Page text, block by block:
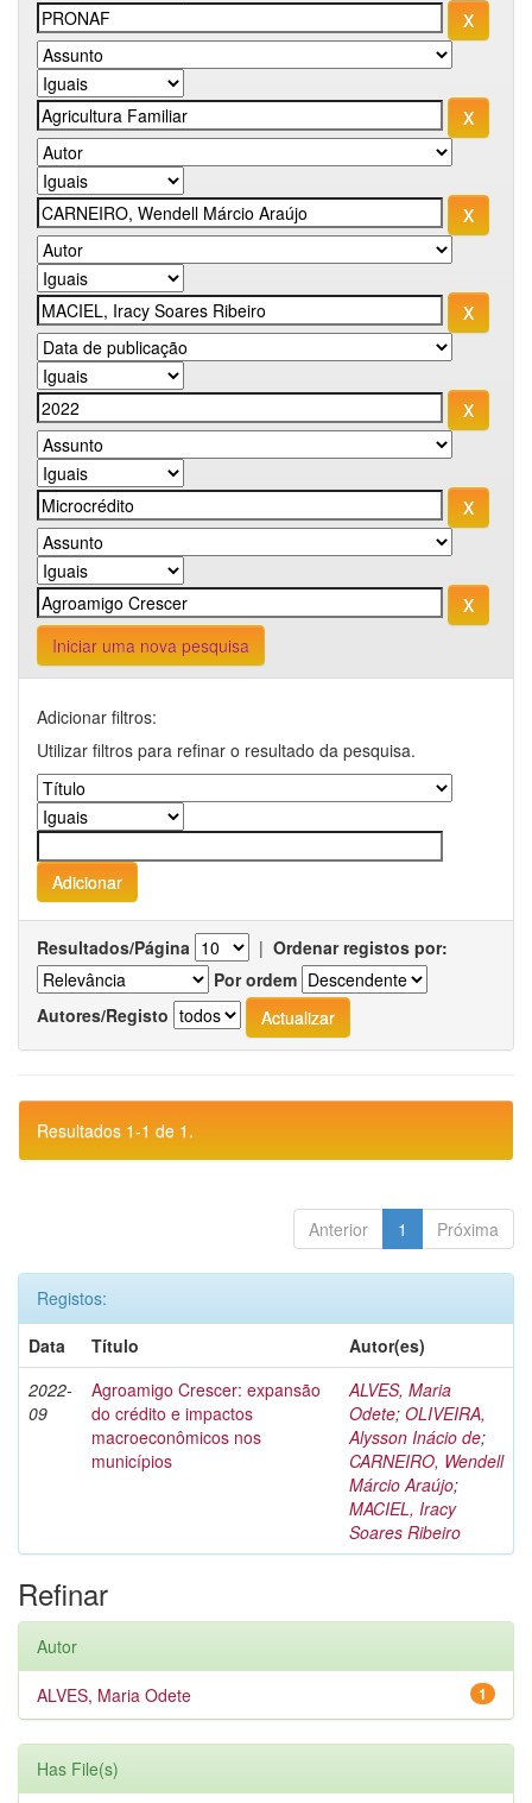
Iniciar uma nova pesquisa
Adicionar filtros:
Utilizar filtros para refinar o resultado da pesquisa.
Resultados/Página | Ordenar registos por:
Por ordem
Autores/Registo
Resultados 1-1 de 1.
Anterior 1 Próxima
Registos:
Data
Título
Autor(es)
2022-
09
Agroamigo Crescer: expansão
do crédito e impactos
macroeconômicos nos
municípios
ALVES, Maria
Odete; OLIVEIRA,
Alysson Inácio de;
CARNEIRO, Wendell
Márcio Araújo;
MACIEL, Iracy
Soares Ribeiro
Refinar
Autor
1
ALVES, Maria Odete
Has File(s)